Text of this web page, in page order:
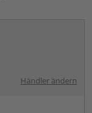
Händler ändern